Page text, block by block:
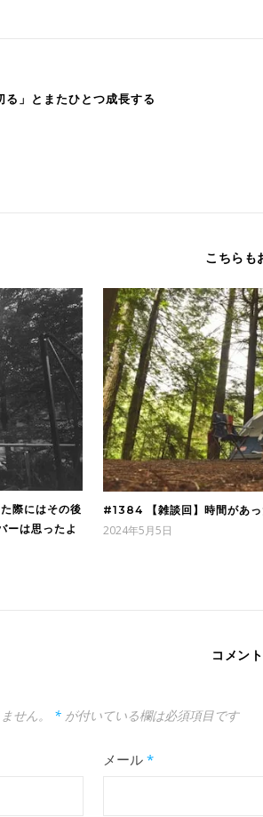
」とまたひとつ成長する
こちらも
際にはその後
ーは思ったよ
#1384 【雑談回】時間があっ
2024年5月5日
コメン
せん。 * が付いている欄は必須項目です
メール*